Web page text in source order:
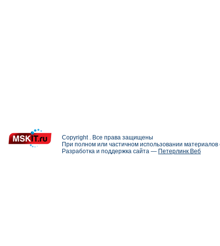
Copyright . Все права защищены
При полном или частичном использовании
Разработка и поддержка сайта — Петерлинк Веб